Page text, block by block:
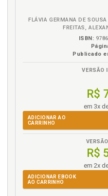
FLÁVIA GERMANA DE
FREITAS,
ISBN:
Publicado
VERSÃO
R$
em 3x
ADICIONAR AO
CARRINHO
R$
em 2x
ADICIONAR EBOOK
AO CARRINHO